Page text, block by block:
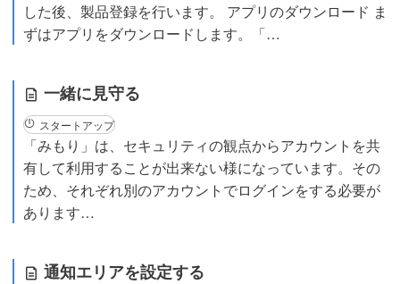
した後、製品登録を行います。 アプリのダウンロード ま
ずはアプリをダウンロードします。「…
一緒に見守る
スタートアップ
「みもり」は、セキュリティの観点からアカウントを共
有して利用することが出来ない様になっています。その
ため、それぞれ別のアカウントでログインをする必要が
あります…
通知エリアを設定する